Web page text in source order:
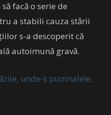
facă o serie de
a stabili cauza stării
s-a descoperit că
autoimună gravă.
unde-s pumnalele,